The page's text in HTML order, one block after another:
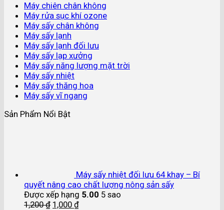
Máy chiên chân không
Máy rửa sục khí ozone
Máy sấy chân không
Máy sấy lạnh
Máy sấy lạnh đối lưu
Máy sấy lạp xưởng
Máy sấy năng lượng mặt trời
Máy sấy nhiệt
Máy sấy thăng hoa
Máy sấy vĩ ngang
Sản Phẩm Nổi Bật
Máy sấy nhiệt đối lưu 64 khay – Bí
quyết nâng cao chất lượng nông sản sấy
Được xếp hạng 5.00 5 sao
1,200₫ 1,000 ₫